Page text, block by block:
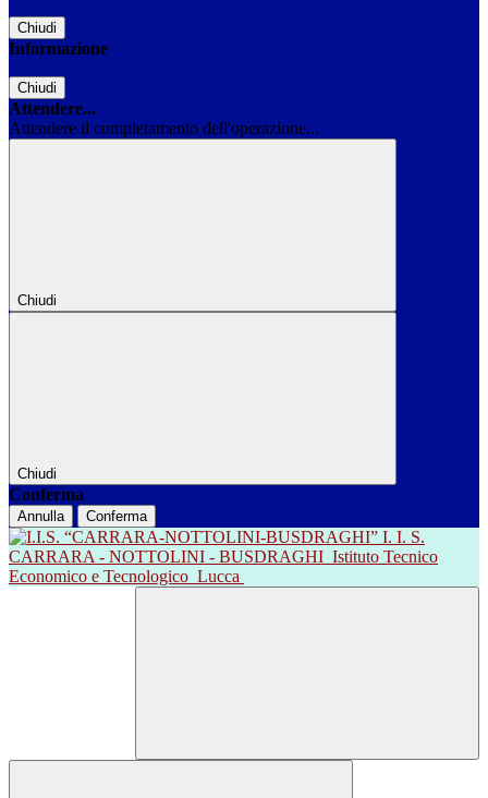
Chiudi
Informazione
Chiudi
Attendere...
Attendere il completamento dell'operazione...
Chiudi
Chiudi
Conferma
Annulla Conferma
I. I. S.
CARRARA - NOTTOLINI - BUSDRAGHI Istituto Tecnico
Economico e Tecnologico Lucca